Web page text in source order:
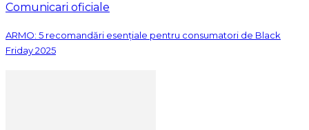
Comunicari oficiale
ARMO: 5 recomandări esențiale pentru consumatori de Black
Friday 2025